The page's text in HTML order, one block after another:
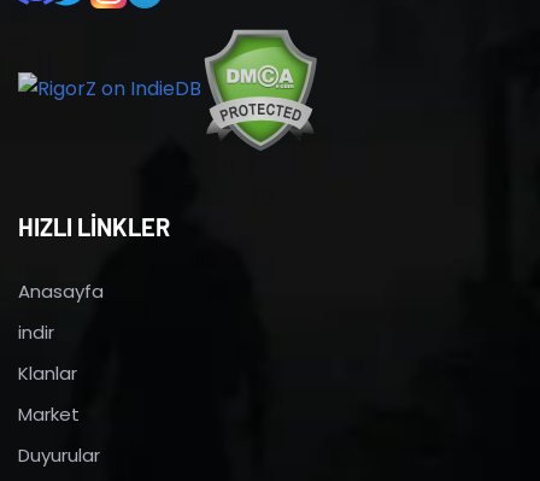
HIZLI LİNKLER
Anasayfa
indir
Klanlar
Market
Duyurular